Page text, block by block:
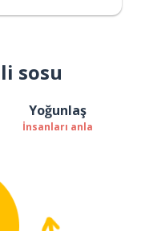
sosu
Yoğunlaş
İnsanları anla